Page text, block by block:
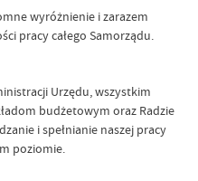
wyróżnienie i zarazem
pracy całego Samorządu.
Urzędu, wszystkim
budżetowym oraz Radzie
i spełnianie naszej pracy
poziomie.